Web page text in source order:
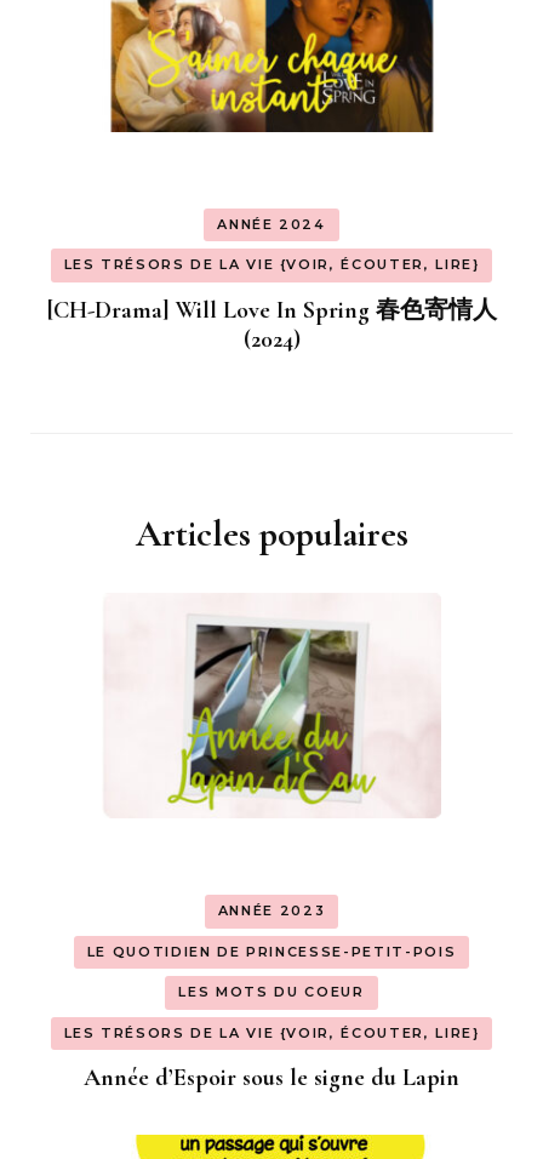
ANNÉE 2024
LES TRÉSORS DE LA VIE {VOIR, ÉCOUTER, LIRE}
[CH-Drama] Will Love In Spring 春色寄情人
(2024)
Articles populaires
ANNÉE 2023
LE QUOTIDIEN DE PRINCESSE-PETIT-POIS
LES MOTS DU COEUR
LES TRÉSORS DE LA VIE {VOIR, ÉCOUTER, LIRE}
Année d’Espoir sous le signe du Lapin